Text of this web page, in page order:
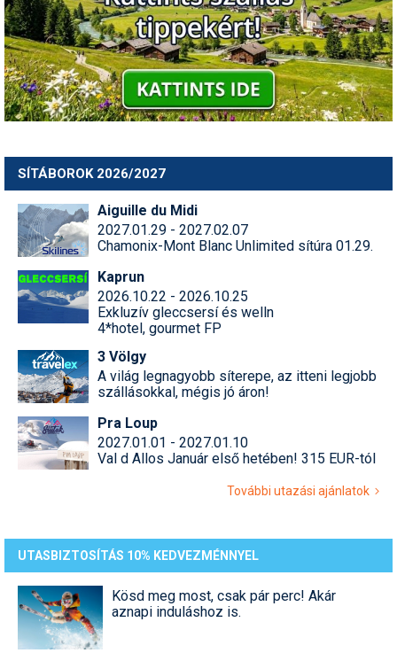
SÍTÁBOROK 2026/2027
Aiguille du Midi
2027.01.29 - 2027.02.07
Chamonix-Mont Blanc Unlimited sítúra 01.29.
Kaprun
2026.10.22 - 2026.10.25
Exkluzív gleccsersí és welln
4*hotel, gourmet FP
3 Völgy
A világ legnagyobb síterepe, az itteni legjobb
szállásokkal, mégis jó áron!
Pra Loup
2027.01.01 - 2027.01.10
Val d Allos Január első hetében! 315 EUR-tól
További utazási ajánlatok
UTASBIZTOSÍTÁS 10% KEDVEZMÉNNYEL
Kösd meg most, csak pár perc! Akár
aznapi induláshoz is.